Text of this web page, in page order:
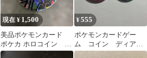
現在 ¥ 1,500
美品ポケモンカード
ポケカ ホロコイン デ
ィアルガ コイン
¥555
ポケモンカードゲー
ム コイン ディアル
ガ パルキア